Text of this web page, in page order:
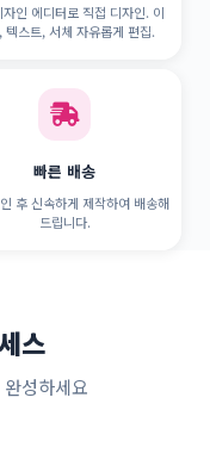
인 에디터로 직접 디자인. 이
텍스트, 서체 자유롭게 편집.
빠른 배송
후 신속하게 제작하여 배송해
드립니다.
스
성하세요